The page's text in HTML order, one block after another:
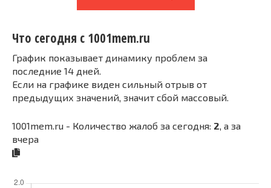
Что сегодня с 1001mem.ru
График показывает динамику проблем за
последние 14 дней.
Если на графике виден сильный отрыв от
предыдущих значений, значит сбой массовый.
1001mem.ru - Количество жалоб за сегодня: 2 , а за
вчера